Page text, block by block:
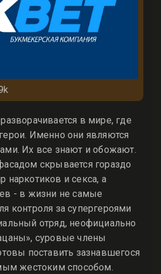
в мире, где
Именно они являются
Их все знают и обожают.
скрывается гораздо
наркотиков и секса, а
- в жизни не самые
контроля за супергероями
отряд, неофициально
суровые члены
поставить зазнавшегося
жестоким способом.